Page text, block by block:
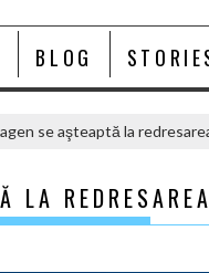
BLOG
se aşteaptă la
LA